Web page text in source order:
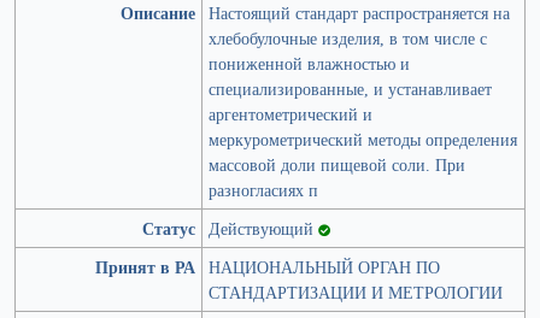
Описание Настоящий стандарт распространяется на
хлебобулочные изделия, в том числе с
пониженной влажностью и
специализированные, и устанавливает
аргентометрический и
меркурометрический методы определения
массовой доли пищевой соли. При
разногласиях п
Статус Действующий
Принят в РА НАЦИОНАЛЬНЫЙ ОРГАН ПО
СТАНДАРТИЗАЦИИ И МЕТРОЛОГИИ